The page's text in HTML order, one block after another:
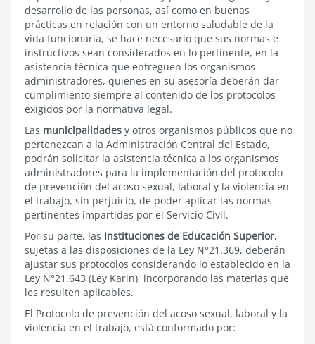
desarrollo de las personas, así como en buenas
prácticas en relación con un entorno saludable de la
vida funcionaria, se hace necesario que sus normas e
instructivos sean considerados en lo pertinente, en la
asistencia técnica que entreguen los organismos
administradores, quienes en su asesoría deberán dar
cumplimiento siempre al contenido de los protocolos
exigidos por la normativa legal.
Las municipalidades y otros organismos públicos que no
pertenezcan a la Administración Central del Estado,
podrán solicitar la asistencia técnica a los organismos
administradores para la implementación del protocolo
de prevención del acoso sexual, laboral y la violencia en
el trabajo, sin perjuicio, de poder aplicar las normas
pertinentes impartidas por el Servicio Civil.
Por su parte, las Instituciones de Educación Superior,
sujetas a las disposiciones de la Ley N°21.369, deberán
ajustar sus protocolos considerando lo establecido en la
Ley N°21.643 (Ley Karin), incorporando las materias que
les resulten aplicables.
El Protocolo de prevención del acoso sexual, laboral y la
violencia en el trabajo, está conformado por: